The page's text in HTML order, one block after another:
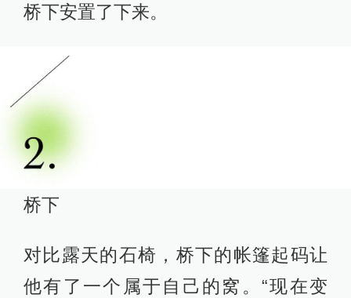
桥下安置了下来。
桥下
对比露天的石椅，桥下的帐篷起码让
他有了一个属于自己的窝。“现在变